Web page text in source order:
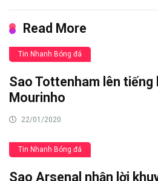
Read More
Tin Nhanh Bóng đá
Sao Tottenham lên tiếng
Mourinho
22/01/2020
Tin Nhanh Bóng đá
Sao Arsenal nhận lời